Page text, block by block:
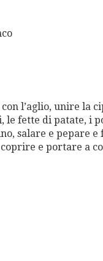
l’aglio, unire la
le fette di patate, i
salare e pepare
e portare a